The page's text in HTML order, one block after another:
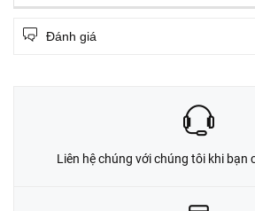
Đánh giá
Liên hệ chúng với chúng tôi khi bạn